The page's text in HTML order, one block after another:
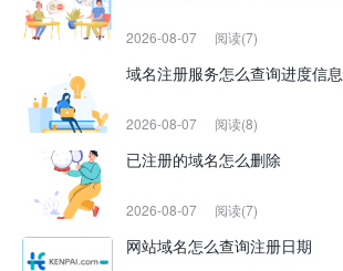
2026-08-07 阅读(7)
域名注册服务怎么查询进度信息
2026-08-07 阅读(8)
已注册的域名怎么删除
2026-08-07 阅读(7)
网站域名怎么查询注册日期